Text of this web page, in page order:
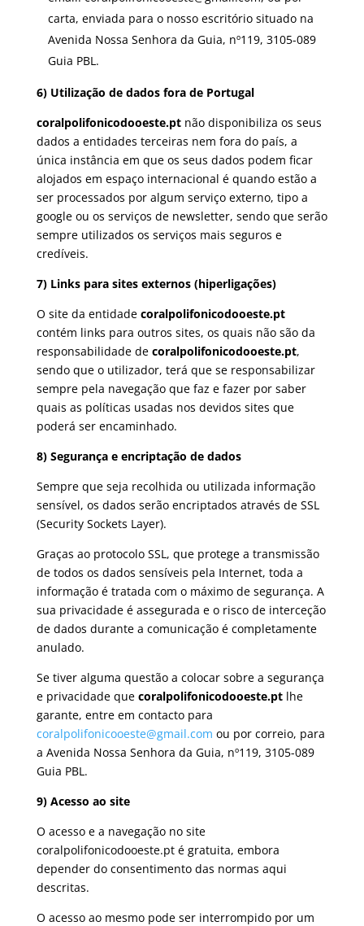
carta, enviada para o nosso escritório situado na
Avenida Nossa Senhora da Guia, nº119, 3105-089
Guia PBL.
6) Utilização de dados fora de Portugal
coralpolifonicodooeste.pt não disponibiliza os seus
dados a entidades terceiras nem fora do país, a
única instância em que os seus dados podem ficar
alojados em espaço internacional é quando estão a
ser processados por algum serviço externo, tipo a
google ou os serviços de newsletter, sendo que serão
sempre utilizados os serviços mais seguros e
credíveis.
7) Links para sites externos (hiperligações)
O site da entidade coralpolifonicodooeste.pt
contém links para outros sites, os quais não são da
responsabilidade de coralpolifonicodooeste.pt,
sendo que o utilizador, terá que se responsabilizar
sempre pela navegação que faz e fazer por saber
quais as políticas usadas nos devidos sites que
poderá ser encaminhado.
8) Segurança e encriptação de dados
Sempre que seja recolhida ou utilizada informação
sensível, os dados serão encriptados através de SSL
(Security Sockets Layer).
Graças ao protocolo SSL, que protege a transmissão
de todos os dados sensíveis pela Internet, toda a
informação é tratada com o máximo de segurança. A
sua privacidade é assegurada e o risco de interceção
de dados durante a comunicação é completamente
anulado.
Se tiver alguma questão a colocar sobre a segurança
e privacidade que coralpolifonicodooeste.pt lhe
garante, entre em contacto para
coralpolifonicooeste@gmail.com ou por correio, para
a Avenida Nossa Senhora da Guia, nº119, 3105-089
Guia PBL.
9) Acesso ao site
O acesso e a navegação no site
coralpolifonicodooeste.pt é gratuita, embora
depender do consentimento das normas aqui
descritas.
O acesso ao mesmo pode ser interrompido por um